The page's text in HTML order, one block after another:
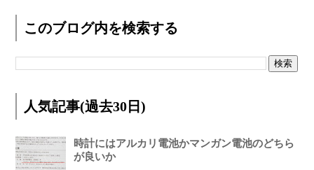
このブログ内を検索する
人気記事(過去30日)
時計にはアルカリ電池かマンガン電池のどちら
が良いか